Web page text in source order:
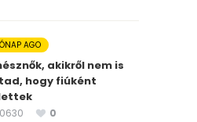
AGO
akikről nem is
hogy fiúként
0